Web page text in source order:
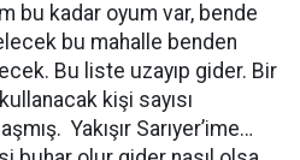
bu kadar oyum var, bende
bu mahalle benden
Bu liste uzayıp gider. Bir
kişi sayısı
Yakışır Sarıyer’ime…